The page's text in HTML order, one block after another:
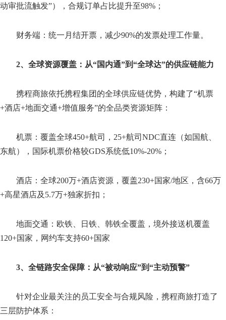
动审批流触发”），合规订单占比提升至98%；
财务端：统一月结开票，减少90%的发票处理工作量。
2、全球资源覆盖：从“国内通”到“全球达”的供应链能力
携程商旅依托携程集团的全球供应链优势，构建了“机票
+酒店+地面交通+增值服务”的全品类资源矩阵：
机票：覆盖全球450+航司，25+航司NDC直连（如国航、
东航），国际机票价格较GDS系统低10%-20%；
酒店：全球200万+酒店资源，覆盖230+国家/地区，含66万
+高星酒店及5.7万+独家折扣；
地面交通：欧铁、日铁、韩铁全覆盖，境外接送机覆盖
120+国家，网约车支持60+国家
3、全链路安全保障：从“被动响应”到“主动预警”
针对企业最关注的员工安全与合规风险，携程商旅打造了
三层防护体系：